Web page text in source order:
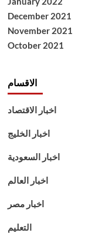
December 2021
November 2021
October 2021
الاقسام
اخبار الاقتصاد
اخبار الخليج
اخبار السعودية
اخبار العالم
اخبار مصر
التعليم